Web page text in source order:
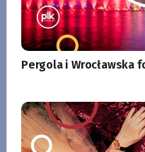
Pergola i Wrocławska